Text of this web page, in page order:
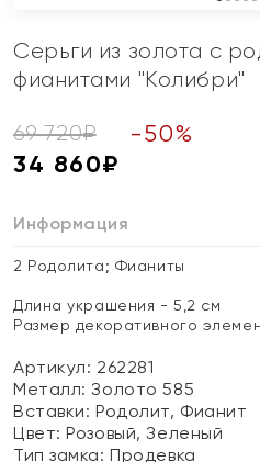
Серьги из золота с
фианитами "Колибри"
69 720₽ -50%
34 860₽
Информация
2 Родолита; Фианиты
Длина украшения - 5,2 см
Размер декоративного
Артикул: 262281
Металл:Золото 585
Вставки:Родолит, Фианит
Цвет:Розовый, Зеленый
Тип замка:Продевка